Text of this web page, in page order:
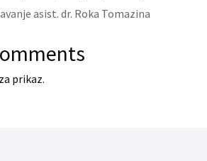
asist. dr. Roka Tomazina
prikaz.